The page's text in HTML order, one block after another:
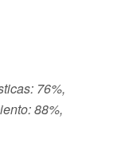
76%,
88%,